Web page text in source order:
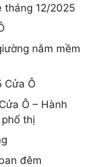
tháng 12/2025
nằm mềm
Cửa Ô
Ô – Hành
thị
đêm